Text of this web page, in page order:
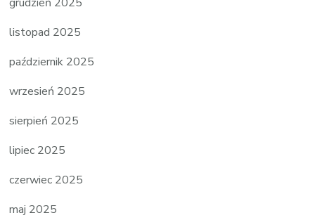
grudzień 2025
listopad 2025
październik 2025
wrzesień 2025
sierpień 2025
lipiec 2025
czerwiec 2025
maj 2025